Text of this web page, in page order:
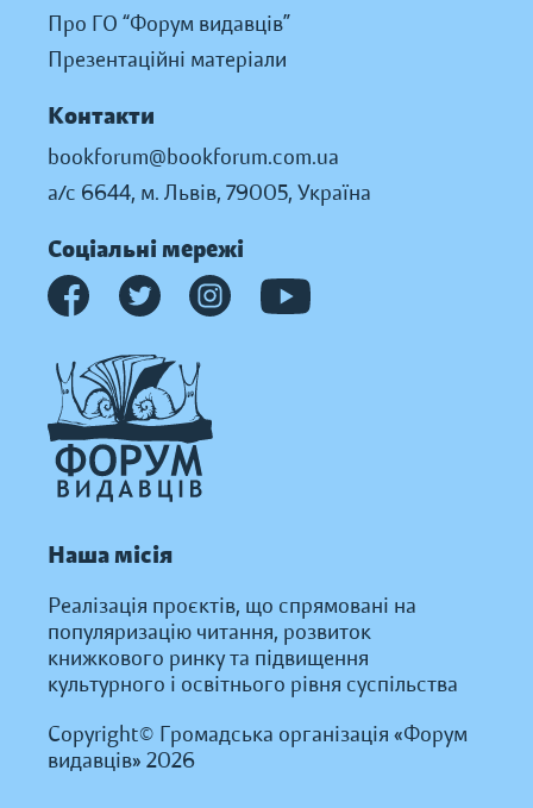
Про ГО “Форум видавців”
Презентаційні матеріали
Контакти
bookforum@bookforum.com.ua
а/с 6644, м. Львів, 79005, Україна
Соціальні мережі
Наша місія
Реалізація проєктів, що спрямовані на
популяризацію читання, розвиток
книжкового ринку та підвищення
культурного і освітнього рівня суспільства
Copyright© Громадська організація «Форум
видавців» 2026